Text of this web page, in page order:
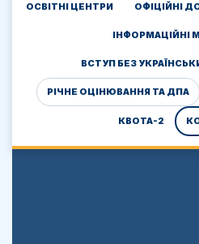
ОСВІТНІ ЦЕНТРИ ОФІЦІЙНІ
ІНФОРМАЦІЙНІ
ВСТУП БЕЗ
РІЧНЕ ОЦІНЮВАННЯ ТА ДПА
КВОТА-2